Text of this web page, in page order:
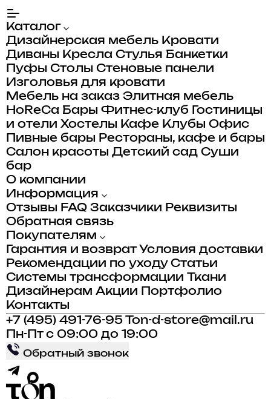
Каталог
Дизайнерская мебель Кровати
Диваны Кресла Стулья Банкетки
Пуфы Столы Стеновые панели
Изголовья для кровати
Мебель на заказ Элитная мебель
HoReCa Бары Фитнес-клуб
Гостиницы
и отели Хостелы Кафе Клубы Офис
Пивные бары Рестораны, кафе и бары
Салон красоты Детский сад Суши
бар
О компании
Информация
Отзывы FAQ Заказчики Реквизиты
Обратная связь
Покупателям
Гарантия и возврат Условия доставки
Рекомендации по уходу Статьи
Системы трансформации
Ткани
Дизайнерам Акции
Портфолио
Контакты
+7 (495) 491-76-95
Ton-d-store@mail.ru
Пн-Пт с 09:00 до 19:00
Обратный звонок